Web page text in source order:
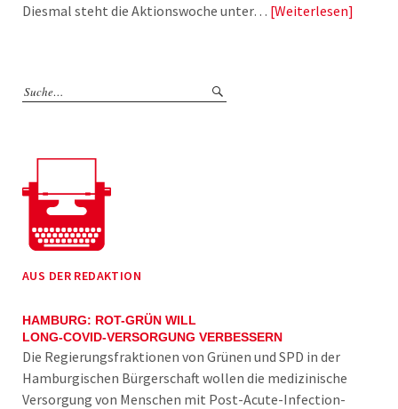
Diesmal steht die Aktionswoche unter… Weiterlesen
AUS DER REDAKTION
HAMBURG: ROT-GRÜN WILL
LONG-COVID-VERSORGUNG VERBESSERN
Die Regierungsfraktionen von Grünen und SPD in der
Hamburgischen Bürgerschaft wollen die medizinische
Versorgung von Menschen mit Post-Acute-Infection-